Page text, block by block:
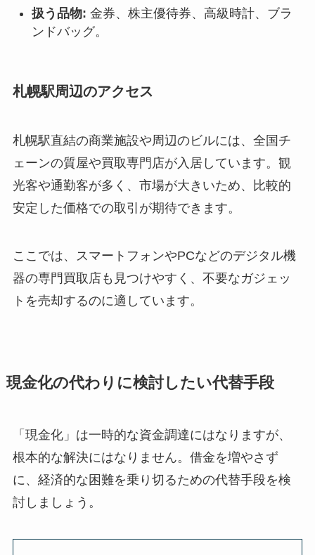
扱う品物: 金券、株主優待券、高級時計、ブラ
ンドバッグ。
札幌駅周辺のアクセス
札幌駅直結の商業施設や周辺のビルには、全国チ
ェーンの質屋や買取専門店が入居しています。観
光客や通勤客が多く、市場が大きいため、比較的
安定した価格での取引が期待できます。
ここでは、スマートフォンやPCなどのデジタル機
器の専門買取店も見つけやすく、不要なガジェッ
トを売却するのに適しています。
現金化の代わりに検討したい代替手段
「現金化」は一時的な資金調達にはなりますが、
根本的な解決にはなりません。借金を増やさず
に、経済的な困難を乗り切るための代替手段を検
討しましょう。